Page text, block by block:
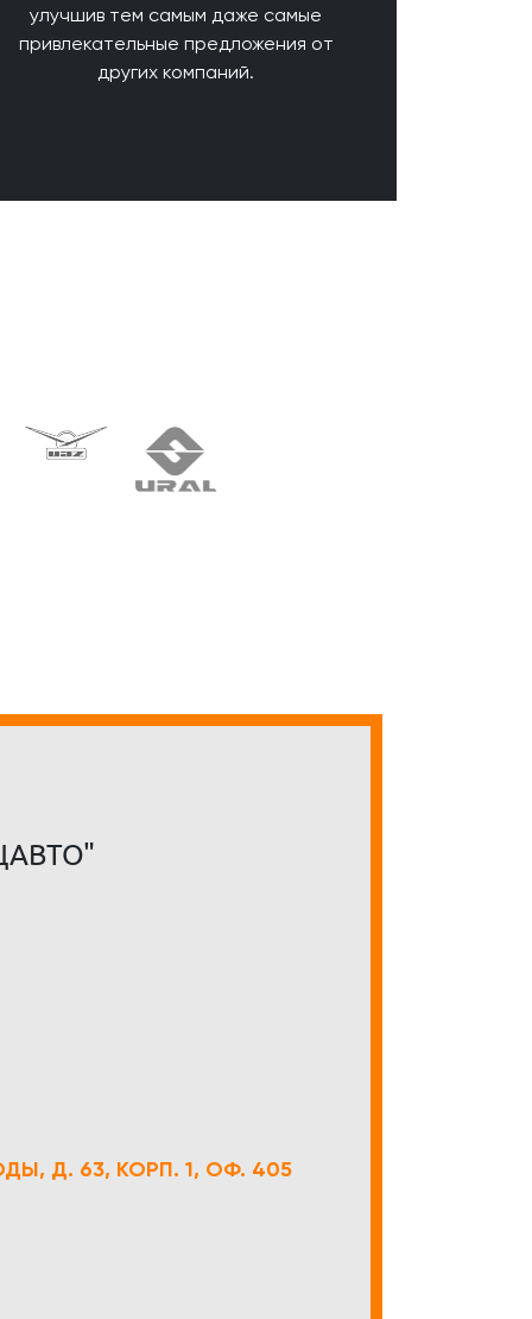
улучшив тем самым даже самые
привлекательные предложения от
других компаний.
Д. 63, КОРП. 1, ОФ. 405